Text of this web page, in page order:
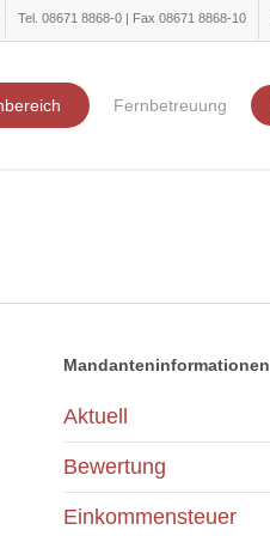
Tel. 08671 8868-0 | Fax 08671 8868-10
Fernbetreuung
Mandanteninformationen
Aktuell
Bewertung
Einkommensteuer